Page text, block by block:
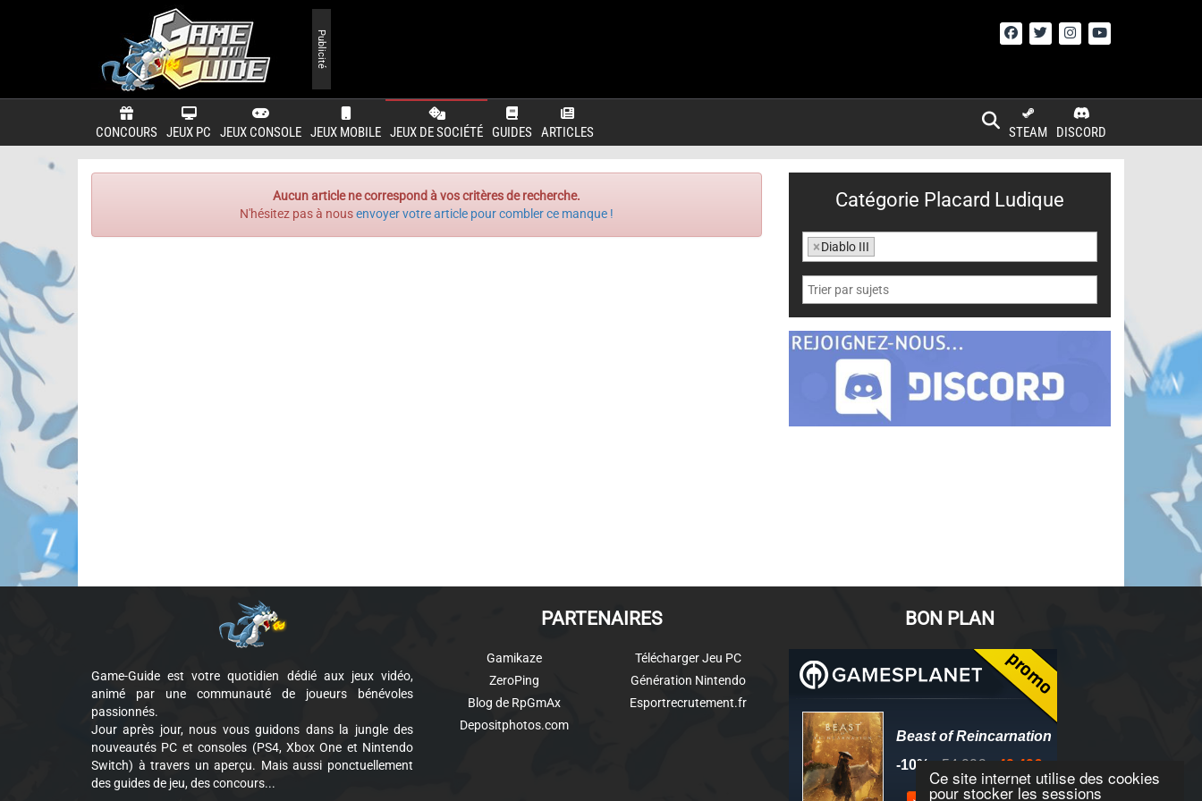
Ce site internet utilise des cookies
pour stocker les sessions
CONCOURS JEUX PC JEUX CONSOLE JEUX MOBILE JEUX DE SOCIÉTÉ GUIDES ARTICLES DISCORD
STEAM
Publicité
Aucun article ne correspond à vos critères de recherche.
N'hésitez pas à nousenvoyer votre article pour combler ce manque !
Catégorie Placard Ludique
×Diablo III
Game-Guide est votre quotidien dédié aux jeux vidéo,
animé par une communauté de joueurs bénévoles
passionnés.
Jour après jour, nous vous guidons dans la jungle des
nouveautés PC et consoles (PS4, Xbox One et Nintendo
Switch) à travers un aperçu. Mais aussi ponctuellement
des guides de jeu, des concours...
PARTENAIRES
Gamikaze
ZeroPing
Blog de RpGmAx
Depositphotos.com
Télécharger Jeu PC
Génération Nintendo
Esportrecrutement.fr
BON PLAN